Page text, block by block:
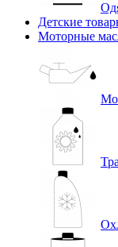
Детские
Моторные